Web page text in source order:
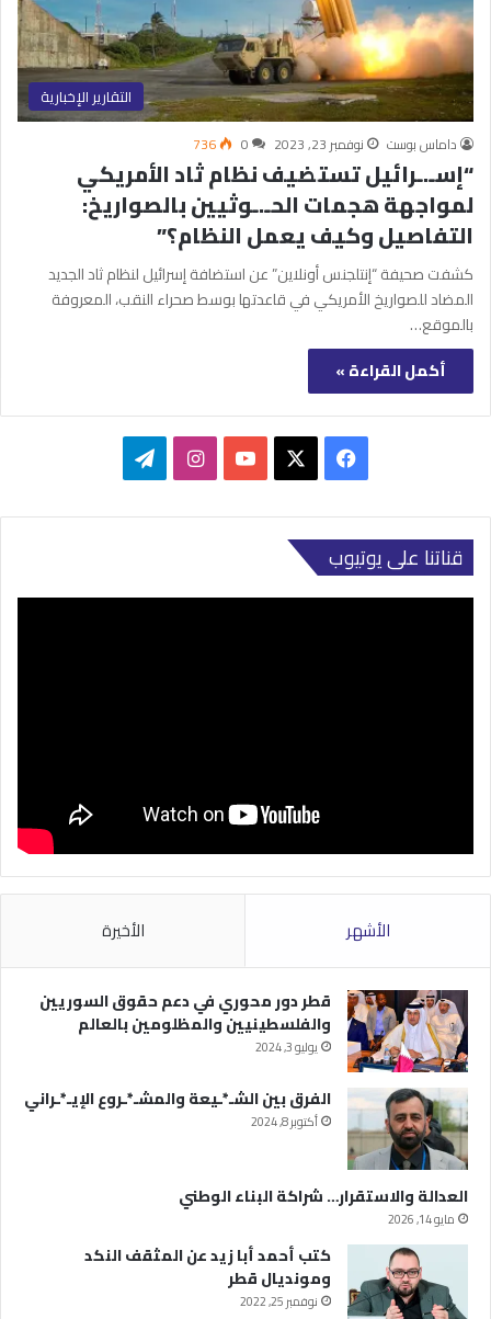
التقارير الإخبارية
داماس بوست نوفمبر 23, 2023 0
736
“إسـ.ـرائيل تستضيف نظام ثاد الأمريكي
لمواجهة هجمات الحـ.ـوثيين بالصواريخ:
التفاصيل وكيف يعمل النظام؟”
كشفت صحيفة “إنتلجنس أونلاين” عن استضافة إسرائيل لنظام ثاد الجديد
المضاد للصواريخ الأمريكي في قاعدتها بوسط صحراء النقب، المعروفة
بالموقع…
أكمل القراءة »
فيسبوك ‫YouTubeانستقرامتيلقرام
قناتنا على يوتيوب
الأشهر الأخيرة
قطر دور محوري في دعم حقوق السوريين
والفلسطينيين والمظلومين بالعالم
يوليو 3, 2024
الفرق بين الشـ*ـيعة والمشـ*ـروع الإيـ*ـراني
أكتوبر 8, 2024
العدالة والاستقرار… شراكة البناء الوطني
مايو 14, 2026
كتب أحمد أبا زيد عن المثقف النكد
ومونديال قطر
نوفمبر 25, 2022